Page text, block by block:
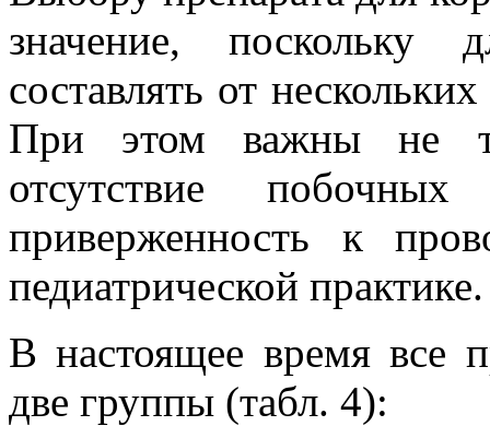
значение, поскольку
составлять от
При этом важны не
отсутствие
приверженность к
педиатрической практике.
В настоящее время все
две группы (табл. 4):